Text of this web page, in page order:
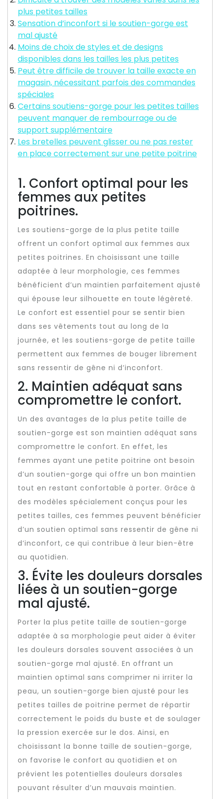
plus petites tailles
Sensation d’inconfort si le soutien-gorge est
mal ajusté
Moins de choix de styles et de designs
disponibles dans les tailles les plus petites
Peut être difficile de trouver la taille exacte en
magasin, nécessitant parfois des commandes
spéciales
Certains soutiens-gorge pour les petites tailles
peuvent manquer de rembourrage ou de
support supplémentaire
Les bretelles peuvent glisser ou ne pas rester
en place correctement sur une petite poitrine
1. Confort optimal pour les
femmes aux petites
poitrines.
Les soutiens-gorge de la plus petite taille
offrent un confort optimal aux femmes aux
petites poitrines. En choisissant une taille
adaptée à leur morphologie, ces femmes
bénéficient d’un maintien parfaitement ajusté
qui épouse leur silhouette en toute légèreté.
Le confort est essentiel pour se sentir bien
dans ses vêtements tout au long de la
journée, et les soutiens-gorge de petite taille
permettent aux femmes de bouger librement
sans ressentir de gêne ni d’inconfort.
2. Maintien adéquat sans
compromettre le confort.
Un des avantages de la plus petite taille de
soutien-gorge est son maintien adéquat sans
compromettre le confort. En effet, les
femmes ayant une petite poitrine ont besoin
d’un soutien-gorge qui offre un bon maintien
tout en restant confortable à porter. Grâce à
des modèles spécialement conçus pour les
petites tailles, ces femmes peuvent bénéficier
d’un soutien optimal sans ressentir de gêne ni
d’inconfort, ce qui contribue à leur bien-être
au quotidien.
3. Évite les douleurs dorsales
liées à un soutien-gorge
mal ajusté.
Porter la plus petite taille de soutien-gorge
adaptée à sa morphologie peut aider à éviter
les douleurs dorsales souvent associées à un
soutien-gorge mal ajusté. En offrant un
maintien optimal sans comprimer ni irriter la
peau, un soutien-gorge bien ajusté pour les
petites tailles de poitrine permet de répartir
correctement le poids du buste et de soulager
la pression exercée sur le dos. Ainsi, en
choisissant la bonne taille de soutien-gorge,
on favorise le confort au quotidien et on
prévient les potentielles douleurs dorsales
pouvant résulter d’un mauvais maintien.